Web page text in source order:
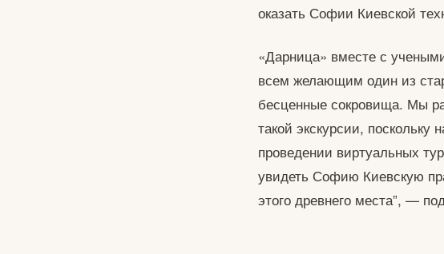
оказать Софии Киевской
«Дарница» вместе с
всем желающим один из
бесценные сокровища. Мы
такой экскурсии,
проведении виртуальных
увидеть Софию Киевскую
этого древнего места”, —